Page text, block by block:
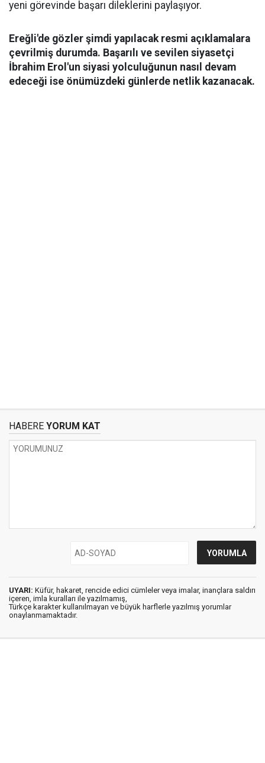
yeni görevinde başarı dileklerini paylaşıyor.
Ereğli'de gözler şimdi yapılacak resmi açıklamalara
çevrilmiş durumda. Başarılı ve sevilen siyasetçi
İbrahim Erol'un siyasi yolculuğunun nasıl devam
edeceği ise önümüzdeki günlerde netlik kazanacak.
HABERE YORUM KAT
UYARI: Küfür, hakaret, rencide edici cümleler veya imalar, inançlara saldırı
içeren, imla kuralları ile yazılmamış,
Türkçe karakter kullanılmayan ve büyük harflerle yazılmış yorumlar
onaylanmamaktadır.